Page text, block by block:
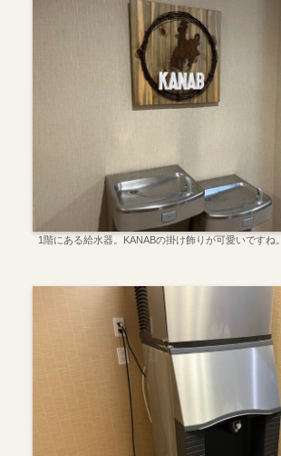
1階にある給水器。KANABの掛け飾りが可愛いですね。